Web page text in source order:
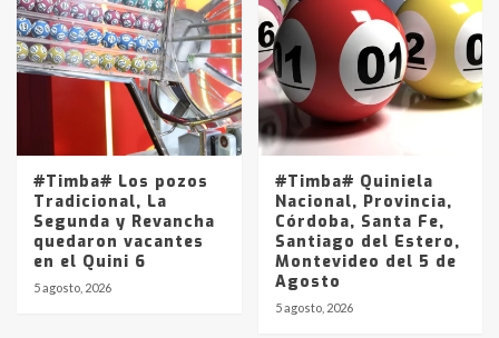
#Timba# Los pozos
Tradicional, La
Segunda y Revancha
quedaron vacantes
en el Quini 6
5 agosto, 2026
#Timba# Quiniela
Nacional, Provincia,
Córdoba, Santa Fe,
Santiago del Estero,
Montevideo del 5 de
Agosto
5 agosto, 2026